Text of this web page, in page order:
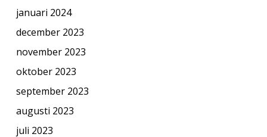
januari 2024
december 2023
november 2023
oktober 2023
september 2023
augusti 2023
juli 2023